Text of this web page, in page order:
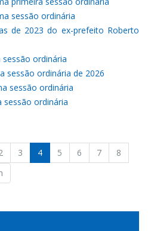
sessão ordinária
de 2023 do ex-prefeito Roberto
ordinária
sessão ordinária de 2026
sessão ordinária
sessão ordinária
3 4 5 6 7
8